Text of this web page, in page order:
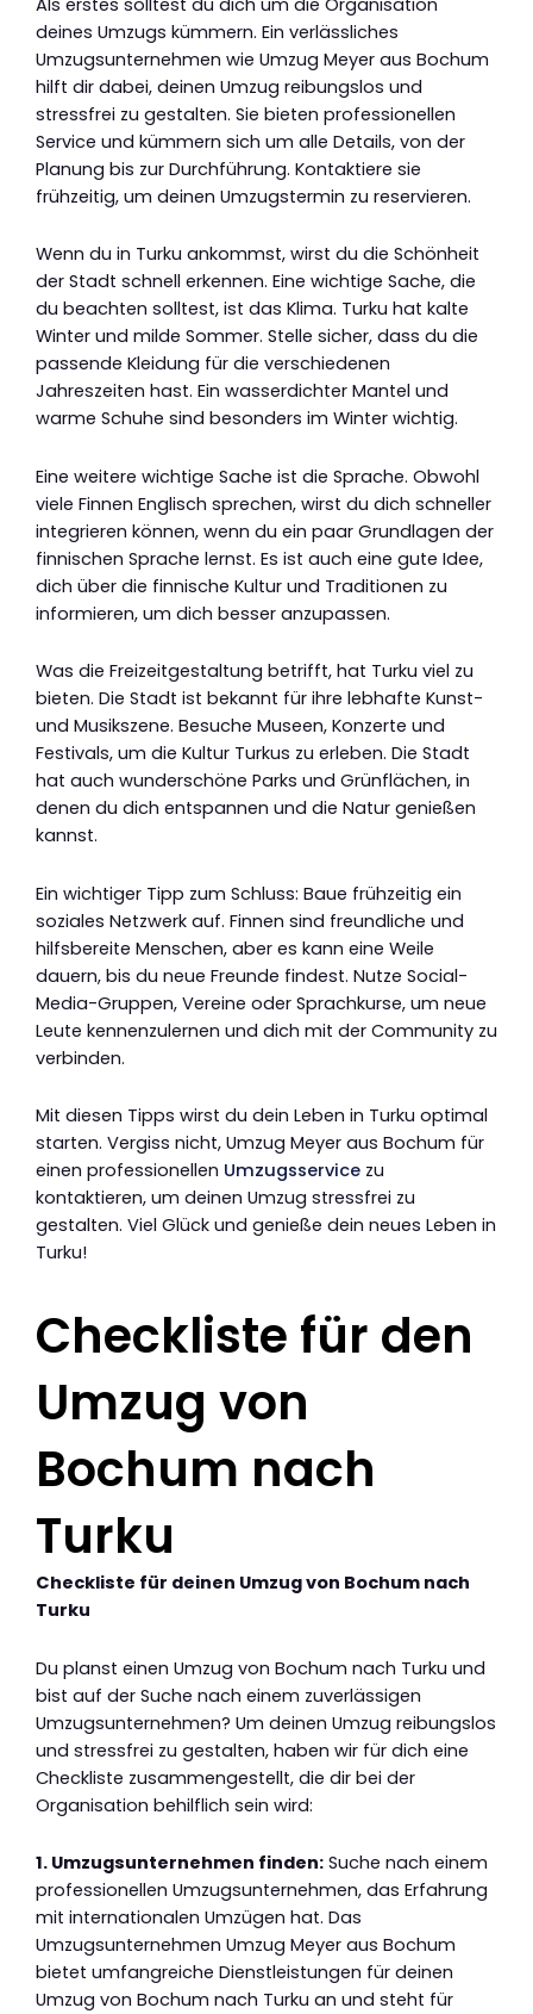
deines Umzugs kümmern. Ein verlässliches
Umzugsunternehmen wie Umzug Meyer aus Bochum
hilft dir dabei, deinen Umzug reibungslos und
stressfrei zu gestalten. Sie bieten professionellen
Service und kümmern sich um alle Details, von der
Planung bis zur Durchführung. Kontaktiere sie
frühzeitig, um deinen Umzugstermin zu reservieren.
Wenn du in Turku ankommst, wirst du die Schönheit
der Stadt schnell erkennen. Eine wichtige Sache, die
du beachten solltest, ist das Klima. Turku hat kalte
Winter und milde Sommer. Stelle sicher, dass du die
passende Kleidung für die verschiedenen
Jahreszeiten hast. Ein wasserdichter Mantel und
warme Schuhe sind besonders im Winter wichtig.
Eine weitere wichtige Sache ist die Sprache. Obwohl
viele Finnen Englisch sprechen, wirst du dich schneller
integrieren können, wenn du ein paar Grundlagen der
finnischen Sprache lernst. Es ist auch eine gute Idee,
dich über die finnische Kultur und Traditionen zu
informieren, um dich besser anzupassen.
Was die Freizeitgestaltung betrifft, hat Turku viel zu
bieten. Die Stadt ist bekannt für ihre lebhafte Kunst-
und Musikszene. Besuche Museen, Konzerte und
Festivals, um die Kultur Turkus zu erleben. Die Stadt
hat auch wunderschöne Parks und Grünflächen, in
denen du dich entspannen und die Natur genießen
kannst.
Ein wichtiger Tipp zum Schluss: Baue frühzeitig ein
soziales Netzwerk auf. Finnen sind freundliche und
hilfsbereite Menschen, aber es kann eine Weile
dauern, bis du neue Freunde findest. Nutze Social-
Media-Gruppen, Vereine oder Sprachkurse, um neue
Leute kennenzulernen und dich mit der Community zu
verbinden.
Mit diesen Tipps wirst du dein Leben in Turku optimal
starten. Vergiss nicht, Umzug Meyer aus Bochum für
einen professionellen Umzugsservice zu
kontaktieren, um deinen Umzug stressfrei zu
gestalten. Viel Glück und genieße dein neues Leben in
Turku!
Checkliste für den
Umzug von
Bochum nach
Turku
Checkliste für deinen Umzug von Bochum nach
Turku
Du planst einen Umzug von Bochum nach Turku und
bist auf der Suche nach einem zuverlässigen
Umzugsunternehmen? Um deinen Umzug reibungslos
und stressfrei zu gestalten, haben wir für dich eine
Checkliste zusammengestellt, die dir bei der
Organisation behilflich sein wird:
1. Umzugsunternehmen finden: Suche nach einem
professionellen Umzugsunternehmen, das Erfahrung
mit internationalen Umzügen hat. Das
Umzugsunternehmen Umzug Meyer aus Bochum
bietet umfangreiche Dienstleistungen für deinen
Umzug von Bochum nach Turku an und steht für